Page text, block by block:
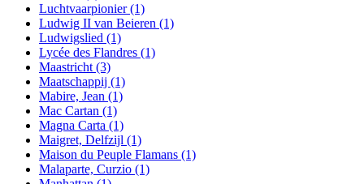
Luchtvaarpionier(1)
Ludwig II van Beieren (1)
Ludwigslied (1)
Lycée des Flandres (1)
Maastricht (3)
Maatschappij (1)
Mabire, Jean (1)
Mac Cartan (1)
Magna Carta (1)
Maigret, Delfzijl (1)
Maison du Peuple Flamans (1)
Malaparte, Curzio (1)